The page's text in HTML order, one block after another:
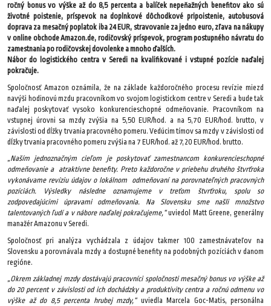
ročný bonus vo výške až do 8,5 percenta a balíček nepeňažných benefitov ako sú
životné poistenie, príspevok na doplnkové dôchodkové pripoistenie, autobusová
doprava za mesačný poplatok iba 24 EUR, stravovanie za jedno euro, zľava na nákupy
v online obchode Amazon.de, rodičovský príspevok, program postupného návratu do
zamestnania po rodičovskej dovolenke a mnoho ďalších.
Nábor do logistického centra v Seredi na kvalifikované i vstupné pozície naďalej
pokračuje.
Spoločnosť Amazon oznámila, že na základe každoročného procesu revízie miezd
navýši hodinovú mzdu pracovníkom vo svojom logistickom centre v Seredi a bude tak
naďalej poskytovať vysoko konkurencieschopné odmeňovanie. Pracovníkom na
vstupnej úrovni sa mzdy zvýšia na 5,50 EUR/hod. a na 5,70 EUR/hod. brutto, v
závislosti od dĺžky trvania pracovného pomeru. Vedúcim tímov sa mzdy v závislosti od
dĺžky trvania pracovného pomeru zvýšia na 7 EUR/hod. až 7,20 EUR/hod. brutto.
„Naším jednoznačným cieľom je poskytovať zamestnancom konkurencieschopné
odmeňovanie a atraktívne benefity. Preto každoročne v priebehu druhého štvrťroka
vykonávame revíziu údajov o lokálnom odmeňovaní na porovnateľných pracovných
pozíciách. Výsledky následne oznamujeme v treťom štvrťroku, spolu so
zodpovedajúcimi úpravami odmeňovania. Na Slovensku sme našli množstvo
talentovaných ľudí a v nábore naďalej pokračujeme,“uviedol Matt Greene, generálny
manažér Amazonu v Seredi.
Spoločnosť pri analýza vychádzala z údajov takmer 100 zamestnávateľov na
Slovensku a porovnávala mzdy a dostupné benefity na podobných pozíciách v danom
regióne.
„Okrem základnej mzdy dostávajú pracovníci spoločnosti mesačný bonus vo výške až
do 20 percent v závislosti od ich dochádzky a produktivity centra a ročnú odmenu vo
výške až do 8,5 percenta hrubej mzdy,“uviedla Marcela Goc-Matis, personálna